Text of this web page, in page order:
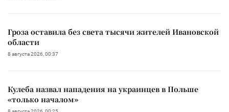
Гроза оставила без света тысячи жителей Ивановской
области
8 августа 2026, 00:37
Кулеба назвал нападения на украинцев в Польше
«только началом»